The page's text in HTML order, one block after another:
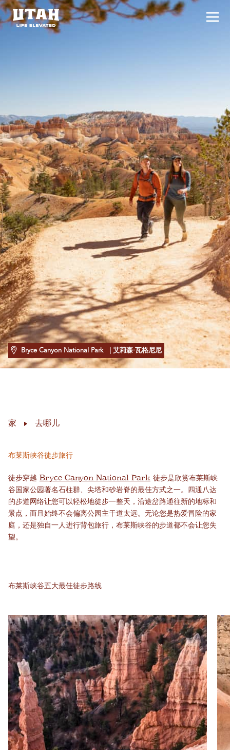
切换
Bryce Canyon National Park | 艾莉森·瓦格尼尼
家 去哪儿
布莱斯峡谷徒步旅行
徒步穿越 Bryce Canyon National Park 徒步是欣赏布莱斯峡
谷国家公园著名石柱群、尖塔和砂岩脊的最佳方式之一。四通八达
的步道网络让您可以轻松地徒步一整天，沿途岔路通往新的地标和
景点，而且始终不会偏离公园主干道太远。无论您是热爱冒险的家
庭，还是独自一人进行背包旅行，布莱斯峡谷的步道都不会让您失
望。
布莱斯峡谷五大最佳徒步路线